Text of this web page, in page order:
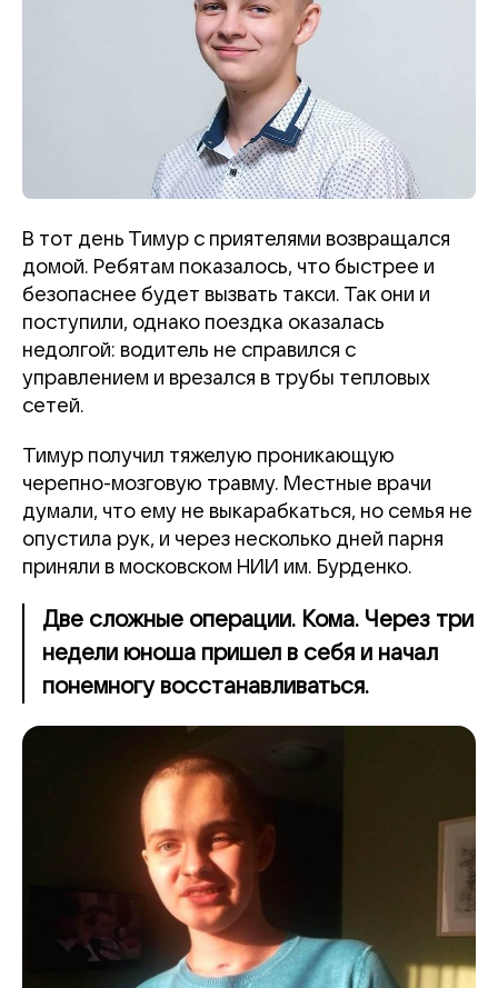
В тот день Тимур с приятелями возвращался
домой. Ребятам показалось, что быстрее и
безопаснее будет вызвать такси. Так они и
поступили, однако поездка оказалась
недолгой: водитель не справился с
управлением и врезался в трубы тепловых
сетей.
Тимур получил тяжелую проникающую
черепно-мозговую травму. Местные врачи
думали, что ему не выкарабкаться, но семья не
опустила рук, и через несколько дней парня
приняли в московском НИИ им. Бурденко.
Две сложные операции. Кома. Через три
недели юноша пришел в себя и начал
понемногу восстанавливаться.